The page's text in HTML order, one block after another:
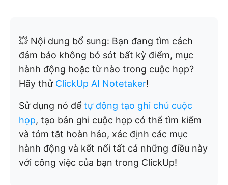
💥 Nội dung bổ sung: Bạn đang tìm cách
đảm bảo không bỏ sót bất kỳ điểm, mục
hành động hoặc từ nào trong cuộc họp?
Hãy thử ClickUp AI Notetaker!
Sử dụng nó để tự động tạo ghi chú cuộc
họp, tạo bản ghi cuộc họp có thể tìm kiếm
và tóm tắt hoàn hảo, xác định các mục
hành động và kết nối tất cả những điều này
với công việc của bạn trong ClickUp!